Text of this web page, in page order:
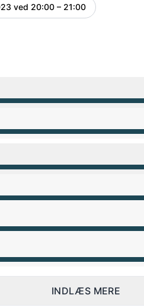
ved 20:00 – 21:00 UTC
AM
AM
AM
AM
AM
AM
INDLÆS MERE